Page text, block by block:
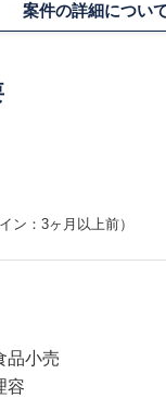
案件の詳細につい
ン：3ヶ月以上前）
品小売
容